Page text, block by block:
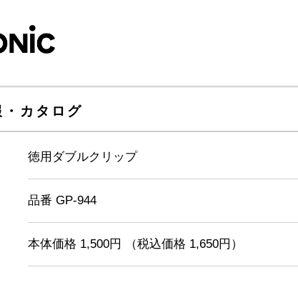
カタログ
徳用ダブルクリップ
品番 GP-944
本体価格 1,500円 （税込価格 1,650円）